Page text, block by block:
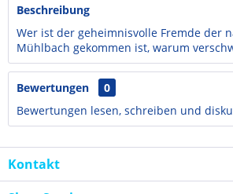
Beschreibung
Wer ist der geheimnisvolle Fremde der
Mühlbach gekommen ist, warum
Bewertungen
0
Bewertungen lesen, schreiben und
Kontakt